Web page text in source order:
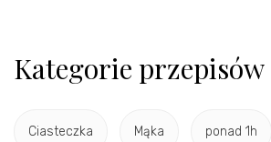
Kategorie przepisów
Ciasteczka Mąka ponad 1h